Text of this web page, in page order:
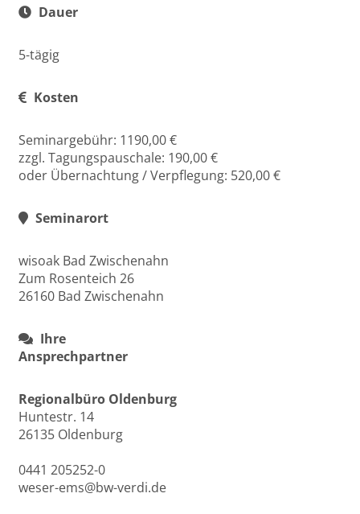
Dauer
5-tägig
Kosten
Seminargebühr: 1190,00 €
zzgl. Tagungspauschale: 190,00 €
oder Übernachtung / Verpflegung: 520,00 €
Seminarort
wisoak Bad Zwischenahn
Zum Rosenteich 26
26160 Bad Zwischenahn
Ihre
Ansprechpartner
Regionalbüro Oldenburg
Huntestr. 14
26135 Oldenburg
0441 205252-0
weser-ems@bw-verdi.de